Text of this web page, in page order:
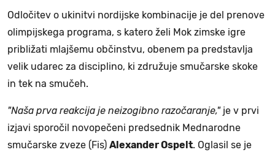
Odločitev o ukinitvi nordijske kombinacije je del prenove
olimpijskega programa, s katero želi Mok zimske igre
približati mlajšemu občinstvu, obenem pa predstavlja
velik udarec za disciplino, ki združuje smučarske skoke
in tek na smučeh.
"Naša prva reakcija je neizogibno razočaranje,"je v prvi
izjavi sporočil novopečeni predsednik Mednarodne
smučarske zveze (Fis) Alexander Ospelt. Oglasil se je